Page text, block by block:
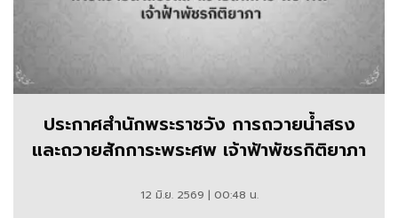
ประกาศสำนักพระราชวัง การถวายน้ำสรง
และถวายสักการะพระศพ เจ้าฟ้าพัชรกิติยาภา
12 มิ.ย. 2569 | 00:48 น.